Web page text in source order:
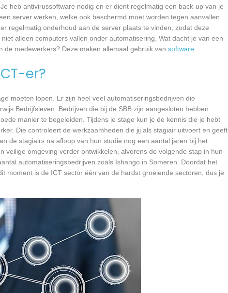
heb antivirussoftware nodig en er dient regelmatig een back-up van je
server werken, welke ook beschermd moet worden tegen aanvallen
regelmatig onderhoud aan de server plaats te vinden, zodat deze
alleen computers vallen onder automatisering. Wat dacht je van een
medewerkers? Deze maken allemaal gebruik van software
er?
moeten lopen. Er zijn heel veel automatiseringsbedrijven die
Bedrijfsleven. Bedrijven die bij de SBB zijn aangesloten hebben
manier te begeleiden. Tijdens je stage kun je de kennis die je hebt
Die controleert de werkzaamheden die jij als stagiair uitvoert en geeft
de stagiairs na afloop van hun studie nog een aantal jaren bij het
omgeving verder ontwikkelen, alvorens de volgende stap in hun
automatiseringsbedrijven zoals Ishango in Someren. Doordat het
moment is de ICT sector één van de hardst groeiende sectoren, dus je